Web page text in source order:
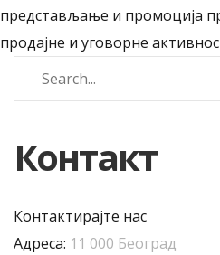
представљање и промоција
продајне и уговорне
Контакт
Контактирајте нас
Адреса: 11 000 Београд